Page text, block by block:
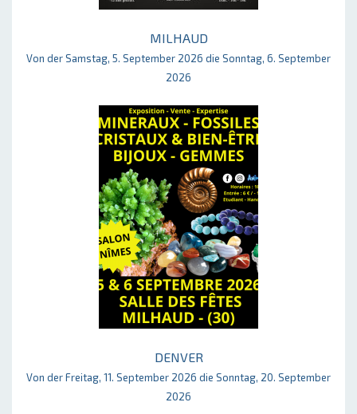
MILHAUD
Von der Samstag, 5. September 2026 die Sonntag, 6. September
2026
DENVER
Von der Freitag, 11. September 2026 die Sonntag, 20. September
2026